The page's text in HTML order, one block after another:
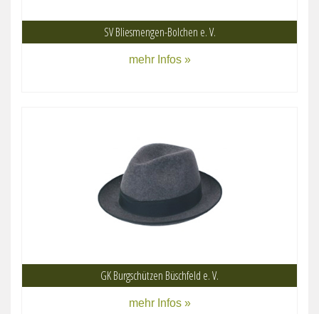
SV Bliesmengen-Bolchen e. V.
mehr Infos »
GK Burgschützen Büschfeld e. V.
mehr Infos »